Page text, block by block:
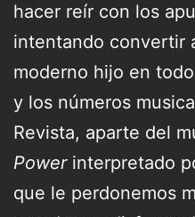
hacer reír con los
intentando convertir
moderno hijo en
y los números
Revista, aparte del
Powerinterpretado
que le perdonemos